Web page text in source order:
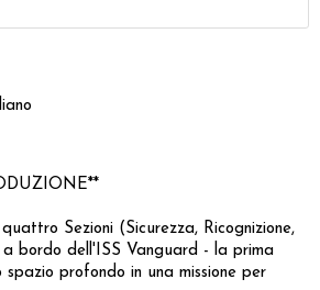
Sezioni (Sicurezza, Ricognizione,
bordo dell'ISS Vanguard - la prima
profondo in una missione per